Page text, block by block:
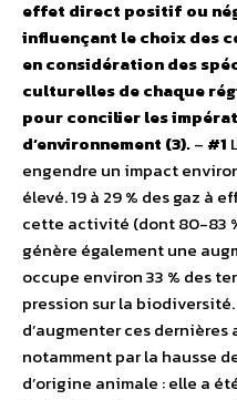
effet direct positif ou
influençant le choix des
en considération des
culturelles de chaque
pour concilier les
d’environnement (3).– #1
engendre un impact
élevé. 19 à 29 % des gaz à
cette activité (dont 80-83
génère également une
occupe environ 33 % des
pression sur la
d’augmenter ces dernières
notamment par la hausse
d’origine animale : elle a